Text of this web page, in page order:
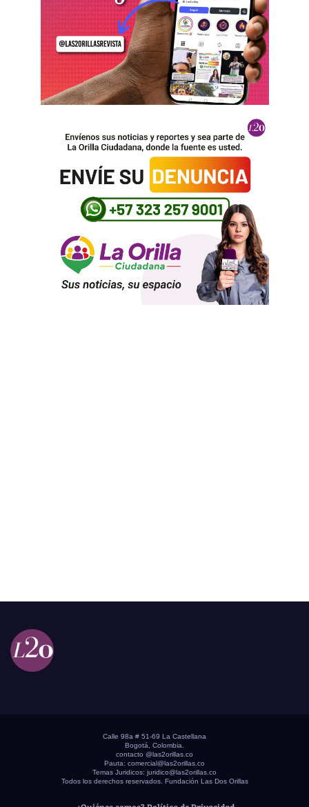
Calle 98a # 51-69 La Castellana
Bogotá, Colombia.
contacto @las2orillas.co
Pauta: comercial@las2orillas.co
Temas Juridicos: juridico@las2orillas.co
Todos los derechos reservados. Fundación Las Dos Orillas